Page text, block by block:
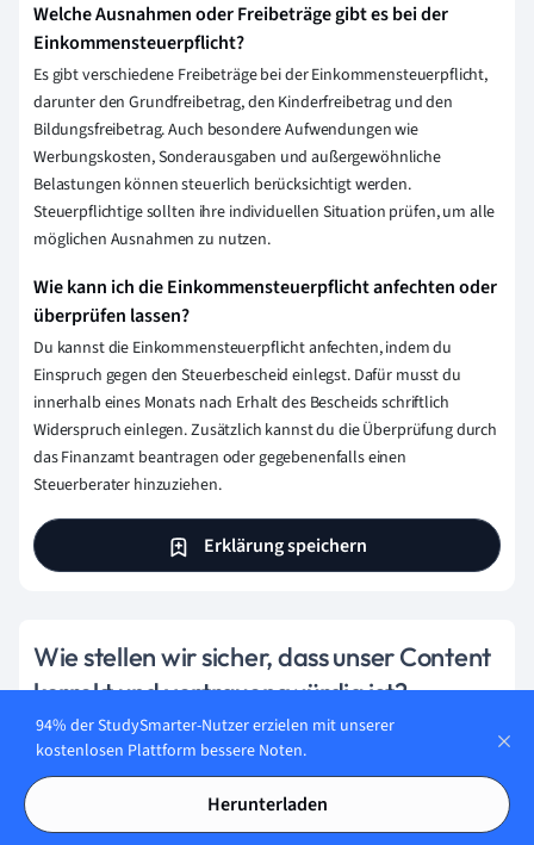
Welche Ausnahmen oder Freibeträge gibt es bei der
Einkommensteuerpflicht?
Es gibt verschiedene Freibeträge bei der Einkommensteuerpflicht,
darunter den Grundfreibetrag, den Kinderfreibetrag und den
Bildungsfreibetrag. Auch besondere Aufwendungen wie
Werbungskosten, Sonderausgaben und außergewöhnliche
Belastungen können steuerlich berücksichtigt werden.
Steuerpflichtige sollten ihre individuellen Situation prüfen, um alle
möglichen Ausnahmen zu nutzen.
Wie kann ich die Einkommensteuerpflicht anfechten oder
überprüfen lassen?
Du kannst die Einkommensteuerpflicht anfechten, indem du
Einspruch gegen den Steuerbescheid einlegst. Dafür musst du
innerhalb eines Monats nach Erhalt des Bescheids schriftlich
Widerspruch einlegen. Zusätzlich kannst du die Überprüfung durch
das Finanzamt beantragen oder gegebenenfalls einen
Steuerberater hinzuziehen.
Erklärung speichern
Wie stellen wir sicher, dass unser Content
korrekt und vertrauenswürdig ist?
Bei StudySmarter haben wir eine Lernplattform geschaffen,
die Millionen von Studierende unterstützt. Lerne die
Menschen kennen, die hart daran arbeiten, Fakten
basierten Content zu liefern und sicherzustellen, dass er
94% der StudySmarter-Nutzer erzielen mit unserer
kostenlosen Plattform bessere Noten.
Herunterladen